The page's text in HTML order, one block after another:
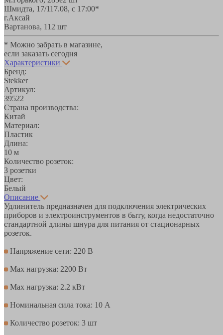
Шмидта, 17/117.08, с 17:00*
г.Аксай
Вартанова, 11 2 шт
* Можно забрать в магазине,
если заказать сегодня
Характеристики
Бренд:
Stekker
Артикул:
39522
Страна производства:
Китай
Материал:
Пластик
Длина:
10 м
Количество розеток:
3 розетки
Цвет:
Белый
Описание
Удлинитель предназначен для подключения электрических
приборов и электроинструментов в быту, когда недостаточно
стандартной длины шнура для питания от стационарных
розеток.
Напряжение сети: 220 В
Max нагрузка: 2200 Вт
Max нагрузка: 2.2 кВт
Номинальная сила тока: 10 А
Количество розеток: 3 шт